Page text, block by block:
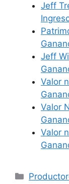
Jeff
Jeff
Valor
Valor
Valor